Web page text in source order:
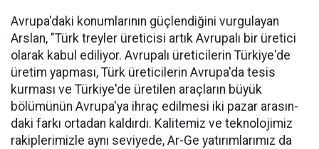
Avrupa'daki konumlarının güçlendiğini vurgulayan
Arslan, "Türk treyler üreticisi artık Avru­palı bir üretici
ola­rak kabul ediliyor. Avrupalı üreticile­rin Türkiye'de
üre­tim yapması, Türk üreticilerin Avru­pa'da tesis
kurması ve Türkiye'de üreti­len araçların büyük
bölümünün Avru­pa'ya ihraç edilme­si iki pazar arasın­
daki farkı ortadan kaldırdı. Kalitemiz ve teknolojimiz
ra­kiplerimizle aynı seviyede, Ar-Ge ya­tırımlarımız da